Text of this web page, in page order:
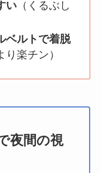
い（くるぶし
ベルトで着脱
楽チン）
夜間の視